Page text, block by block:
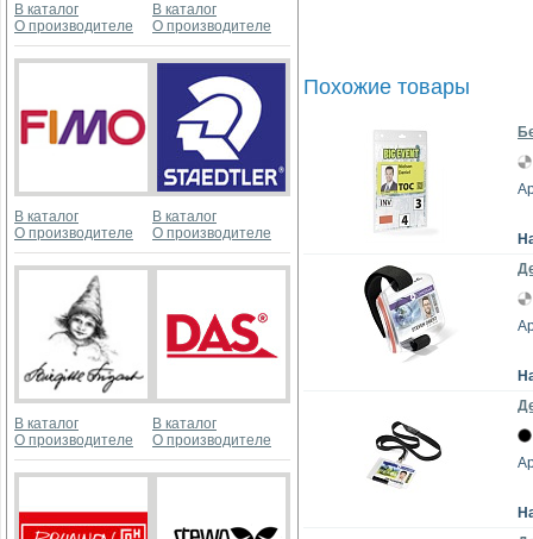
В каталог
О производителе
В каталог
О производителе
В каталог
О производителе
В каталог
О производителе
В каталог
О производителе
В каталог
О производителе
Похожие товары